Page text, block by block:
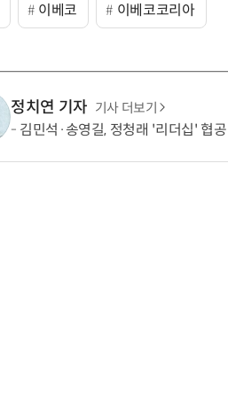
이베코 이베코코리아
정치연 기자 기사 더보기
김민석·송영길, 정청래 '리더십' 협